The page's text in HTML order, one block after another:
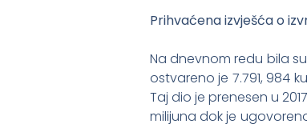
Prihvaćena izvješća o
Na dnevnom redu bila
ostvareno je 7.791, 984
Taj dio je prenesen u
milijuna dok je